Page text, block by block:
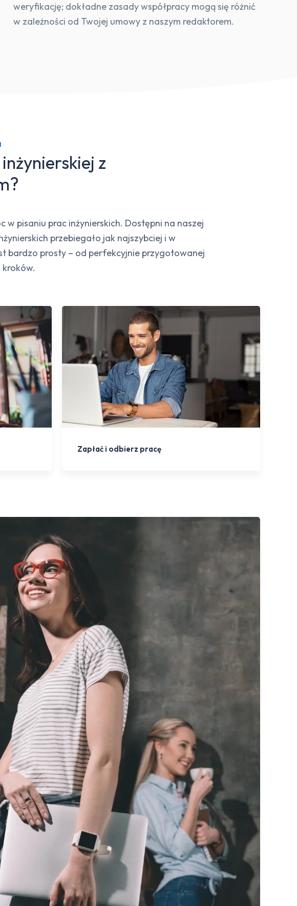
weryfikację; dokładne zasady współpracy mogą się różnić
w zależności od Twojej umowy z naszym redaktorem.
z
pisaniu prac inżynierskich. Dostępni na naszej
przebiegało jak najszybciej i w
bardzo prosty – od perfekcyjnie przygotowanej
kroków.
Zapłać i odbierz pracę